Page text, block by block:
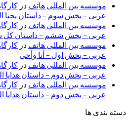
موسسه بین المللی هاتف در
عربی – بخش سوم – داستان یحیا
موسسه بین المللی هاتف در
عربی – بخش ششم – داستان کل
موسسه بین المللی هاتف در
عربی – بخش اول – أنا وأخی
موسسه بین المللی هاتف در
عربی – بخش دوم – داستان هدایا
موسسه بین المللی هاتف در
عربی – بخش دوم – داستان هدایا
دسته بندی ها